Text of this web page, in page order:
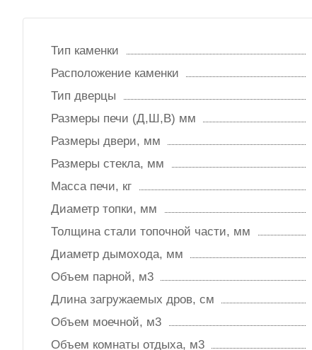
Тип каменки
Расположение каменки
Тип дверцы
Размеры печи (Д,Ш,В) мм
Размеры двери, мм
Размеры стекла, мм
Масса печи, кг
Диаметр топки, мм
Толщина стали топочной части, мм
Диаметр дымохода, мм
Объем парной, м3
Длина загружаемых дров, см
Объем моечной, м3
Объем комнаты отдыха, м3